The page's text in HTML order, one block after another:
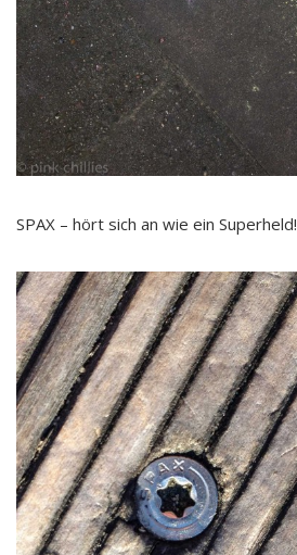
SPAX – hört sich an wie ein Superheld!